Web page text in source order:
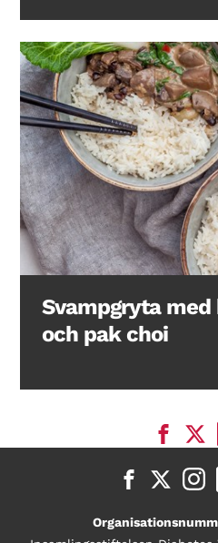
Svampgryta
och pak choi